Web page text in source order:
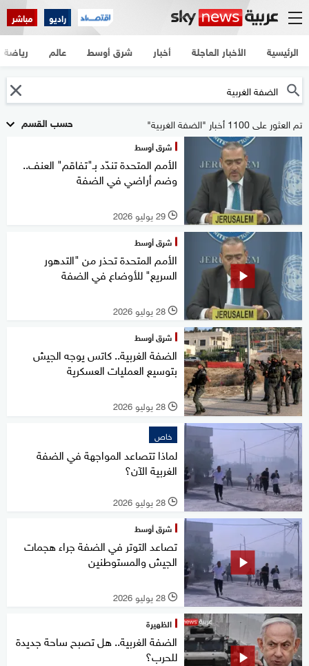
راديو مباشر
الرئيسية الأخبار العاجلة أخبار شرق أوسط عالم رياضة
حسب القسم تم العثور على 1100 أخبار "الضفة الغربية"
شرق أوسط
الأمم المتحدة تندّد بـ"تفاقم" العنف..
وضم أراضي في الضفة
l 29 يوليو 2026
شرق أوسط
الأمم المتحدة تحذر من "التدهور
السريع" للأوضاع في الضفة
l 28 يوليو 2026
شرق أوسط
الضفة الغربية.. كاتس يوجه الجيش
بتوسيع العمليات العسكرية
l 28 يوليو 2026
خاص
لماذا تتصاعد المواجهة في الضفة
الغربية الآن؟
l 28 يوليو 2026
شرق أوسط
تصاعد التوتر في الضفة جراء هجمات
الجيش والمستوطنين
l 28 يوليو 2026
الظهيرة
الضفة الغربية.. هل تصبح ساحة جديدة
للحرب؟